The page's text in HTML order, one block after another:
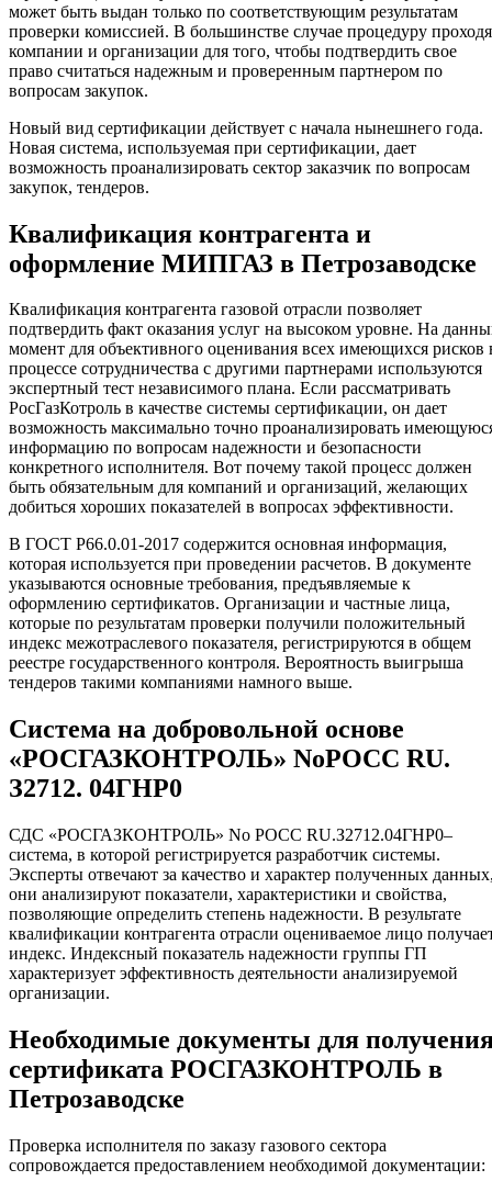
может быть выдан только по соответствующим результатам
проверки комиссией. В большинстве случае процедуру
компании и организации для того, чтобы подтвердить свое
право считаться надежным и проверенным партнером по
вопросам закупок.
Новый вид сертификации действует с начала нынешнего года.
Новая система, используемая при сертификации, дает
возможность проанализировать сектор заказчик по вопросам
закупок, тендеров.
Квалификация контрагента и
оформление МИПГАЗ в Петрозаводске
Квалификация контрагента газовой отрасли позволяет
подтвердить факт оказания услуг на высоком уровне. На
момент для объективного оценивания всех имеющихся рисков
процессе сотрудничества с другими партнерами используются
экспертный тест независимого плана. Если рассматривать
РосГазКотроль в качестве системы сертификации, он дает
возможность максимально точно проанализировать
информацию по вопросам надежности и безопасности
конкретного исполнителя. Вот почему такой процесс должен
быть обязательным для компаний и организаций, желающих
добиться хороших показателей в вопросах эффективности.
В ГОСТ Р66.0.01-2017 содержится основная информация,
которая используется при проведении расчетов. В документе
указываются основные требования, предъявляемые к
оформлению сертификатов. Организации и частные лица,
которые по результатам проверки получили положительный
индекс межотраслевого показателя, регистрируются в общем
реестре государственного контроля. Вероятность выигрыша
тендеров такими компаниями намного выше.
Система на добровольной основе
«РОСГАЗКОНТРОЛЬ» NoРОСС RU.
З2712. 04ГНР0
СДС «РОСГАЗКОНТРОЛЬ» No РОСС RU.З2712.04ГНР0–
система, в которой регистрируется разработчик системы.
Эксперты отвечают за качество и характер полученных
они анализируют показатели, характеристики и свойства,
позволяющие определить степень надежности. В результате
квалификации контрагента отрасли оцениваемое лицо
индекс. Индексный показатель надежности группы ГП
характеризует эффективность деятельности анализируемой
организации.
Необходимые документы для
сертификата РОСГАЗКОНТРОЛЬ в
Петрозаводске
Проверка исполнителя по заказу газового сектора
сопровождается предоставлением необходимой документации: